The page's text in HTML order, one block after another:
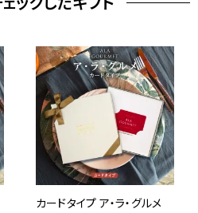
カードタイプ ア・ラ・グルメ